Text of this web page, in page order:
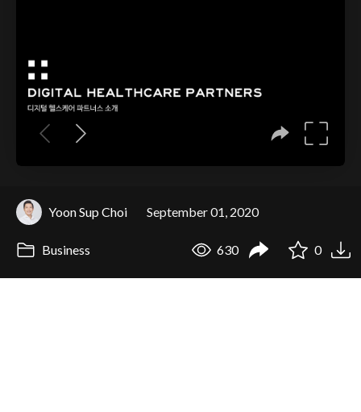
Yoon Sup Choi September 01, 2020
Business 630 0